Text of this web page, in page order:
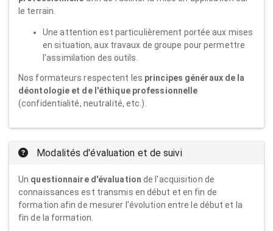
le terrain.
Une attention est particulièrement portée aux mises
en situation, aux travaux de groupe pour permettre
l'assimilation des outils.
Nos formateurs respectent les principes généraux de la
déontologie et de l'éthique professionnelle
(confidentialité, neutralité, etc.).
Modalités d'évaluation et de suivi
Un questionnaire d'évaluation de l'acquisition de
connaissances est transmis en début et en fin de
formation afin de mesurer l'évolution entre le début et la
fin de la formation.